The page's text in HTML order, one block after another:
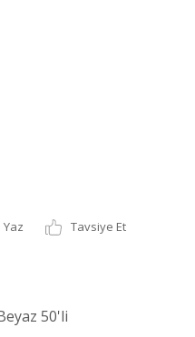
Tavsiye Et
50'li